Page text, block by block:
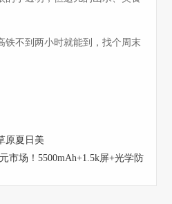
铁不到两小时就能到，找个周末
原夏日美
市场！5500mAh+1.5k屏+光学防